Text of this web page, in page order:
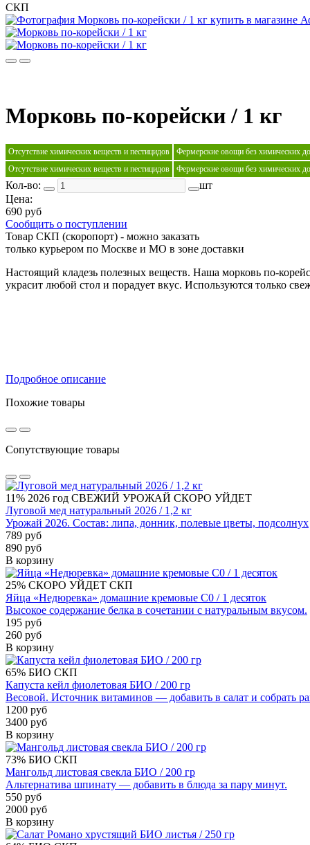
СКП
Морковь по-корейски / 1 кг
Отсутствие химических веществ и пестицидов
Фермерские овощи без химических
Отсутствие химических веществ и пестицидов
Фермерские овощи без химических
Кол-во:
шт
Цена:
690 руб
Сообщить о поступлении
Товар СКП (скоропорт) - можно заказать
только курьером по Москве и МО в зоне доставки
Настоящий кладезь полезных веществ. Наша морковь по-
украсит любой стол и порадует вкус. Используются только
Подробное описание
Похожие товары
Сопутствующие товары
11% 2026 год СВЕЖИЙ УРОЖАЙ СКОРО УЙДЕТ
Луговой мед натуральный 2026 / 1,2 кг
Урожай 2026. Состав: липа, донник, полевые цветы, подсолнух
789 руб
890 руб
В корзину
25% СКОРО УЙДЕТ СКП
Яйца «Недюревка» домашние кремовые С0 / 1 десяток
Высокое содержание белка в сочетании с натуральным вкусом.
195 руб
260 руб
В корзину
65% БИО СКП
Капуста кейл фиолетовая БИО / 200 гр
Весовой. Источник витаминов — добавить в салат и собрать
1200 руб
3400 руб
В корзину
73% БИО СКП
Мангольд листовая свекла БИО / 200 гр
Альтернатива шпинату — добавить в блюда за пару минут.
550 руб
2000 руб
В корзину